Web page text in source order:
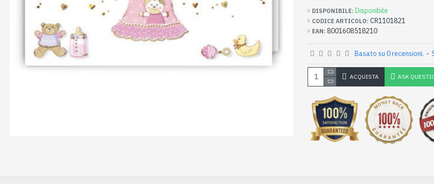
DISPONIBILE: Disponibile
CODICE ARTICOLO: CR1101821
EAN: 8001608518210
Basato su 0 recensioni. -
ACQUISTA ASK